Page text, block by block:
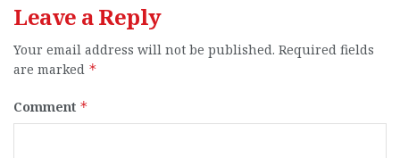
Leave a Reply
Your email address will not be published. Required fields
are marked *
Comment *